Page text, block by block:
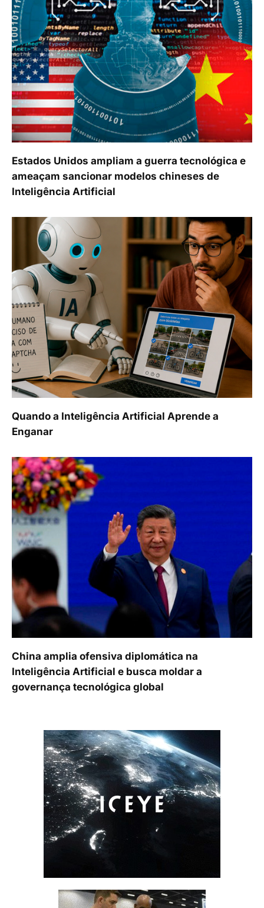
Estados Unidos ampliam a guerra tecnológica e
ameaçam sancionar modelos chineses de
Inteligência Artificial
Quando a Inteligência Artificial Aprende a
Enganar
China amplia ofensiva diplomática na
Inteligência Artificial e busca moldar a
governança tecnológica global